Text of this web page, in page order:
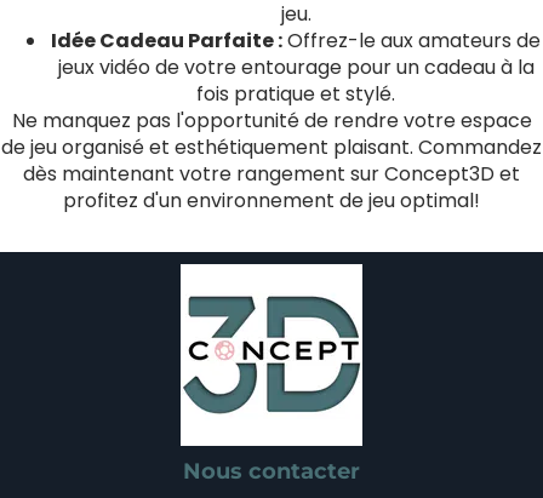
jeu.
Idée Cadeau Parfaite :Offrez-le aux amateurs de
jeux vidéo de votre entourage pour un cadeau à la
fois pratique et stylé.
Ne manquez pas l'opportunité de rendre votre espace
de jeu organisé et esthétiquement plaisant. Commandez
dès maintenant votre rangement sur Concept3D et
profitez d'un environnement de jeu optimal!
Nous contacter